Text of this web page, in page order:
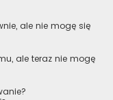
ale nie mogę się
ale teraz nie mogę